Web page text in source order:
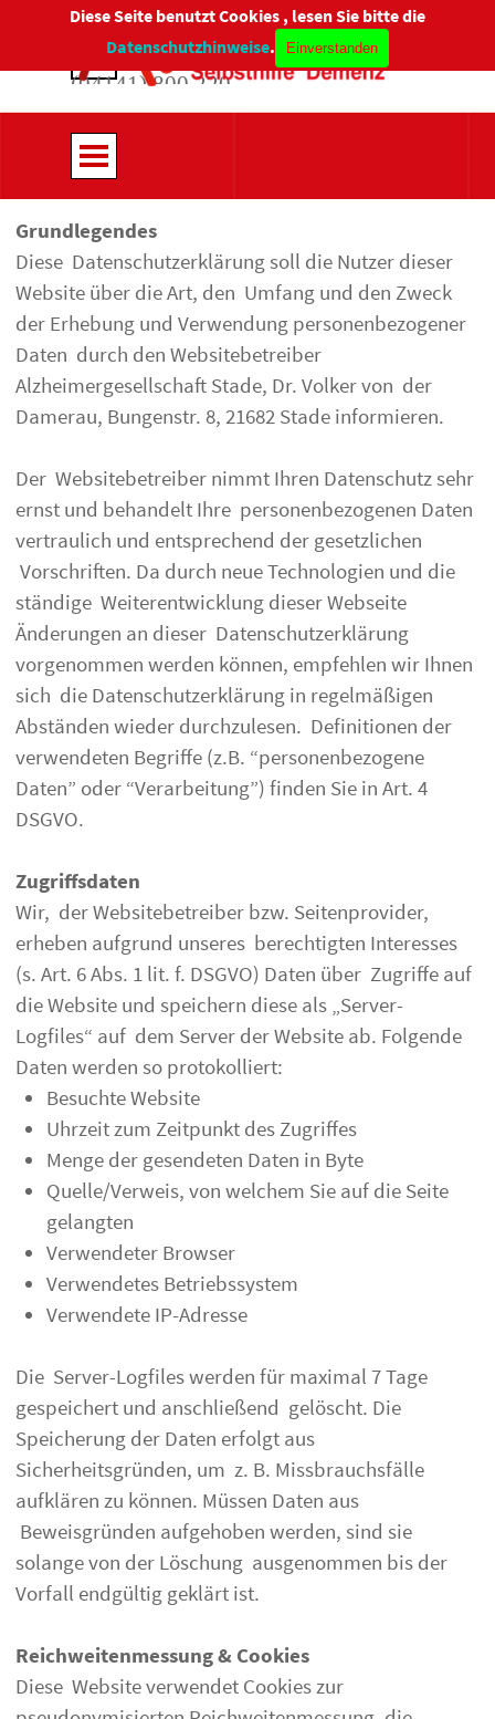
Diese Seite benutzt Cookies , lesen Sie bitte die
Datenschutzhinweise. Einverstanden
Direkt zum Seiteninhalt
Beratungstelefon:
(04141) 800 220
Menü überspringen
Menü überspringen
Grundlegendes
Diese Datenschutzerklärung soll die Nutzer dieser
Website über die Art, den Umfang und den Zweck
der Erhebung und Verwendung personenbezogener
Daten durch den Websitebetreiber
Alzheimergesellschaft Stade, Dr. Volker von der
Damerau, Bungenstr. 8, 21682 Stade informieren.
Der Websitebetreiber nimmt Ihren Datenschutz sehr
ernst und behandelt Ihre personenbezogenen Daten
vertraulich und entsprechend der gesetzlichen
Vorschriften. Da durch neue Technologien und die
ständige Weiterentwicklung dieser Webseite
Änderungen an dieser Datenschutzerklärung
vorgenommen werden können, empfehlen wir Ihnen
sich die Datenschutzerklärung in regelmäßigen
Abständen wieder durchzulesen. Definitionen der
verwendeten Begriffe (z.B. “personenbezogene
Daten” oder “Verarbeitung”) finden Sie in Art. 4
DSGVO.
Zugriffsdaten
Wir, der Websitebetreiber bzw. Seitenprovider,
erheben aufgrund unseres berechtigten Interesses
(s. Art. 6 Abs. 1 lit. f. DSGVO) Daten über Zugriffe auf
die Website und speichern diese als „Server-
Logfiles“ auf dem Server der Website ab. Folgende
Daten werden so protokolliert:
Besuchte Website
Uhrzeit zum Zeitpunkt des Zugriffes
Menge der gesendeten Daten in Byte
Quelle/Verweis, von welchem Sie auf die Seite
gelangten
Verwendeter Browser
Verwendetes Betriebssystem
Verwendete IP-Adresse
Die Server-Logfiles werden für maximal 7 Tage
gespeichert und anschließend gelöscht. Die
Speicherung der Daten erfolgt aus
Sicherheitsgründen, um z. B. Missbrauchsfälle
aufklären zu können. Müssen Daten aus
Beweisgründen aufgehoben werden, sind sie
solange von der Löschung ausgenommen bis der
Vorfall endgültig geklärt ist.
Reichweitenmessung & Cookies
Diese Website verwendet Cookies zur